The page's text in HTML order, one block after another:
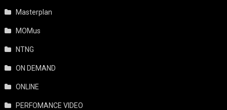
Masterplan
MOMus
NTNG
ON DEMAND
ONLINE
PERFOMANCE VIDEO